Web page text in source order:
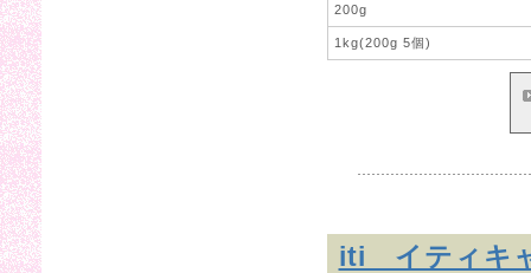
200g
1kg(200g 5個)
iti イティキ